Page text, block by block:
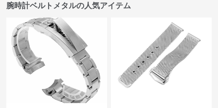
腕時計ベルトメタルの人気アイテム